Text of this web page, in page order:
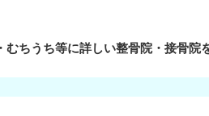
むちうち等に詳しい整骨院・接骨院